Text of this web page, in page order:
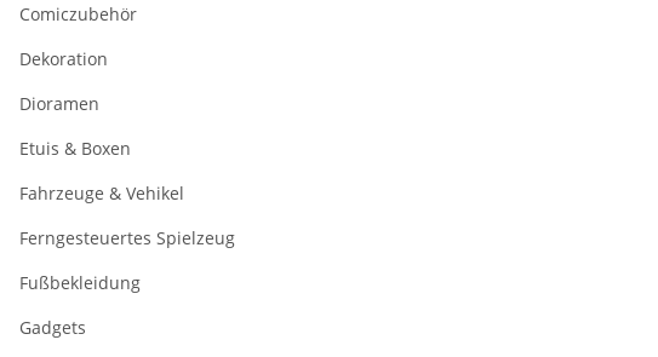
Comiczubehör
Dekoration
Dioramen
Etuis & Boxen
Fahrzeuge & Vehikel
Ferngesteuertes Spielzeug
Fußbekleidung
Gadgets